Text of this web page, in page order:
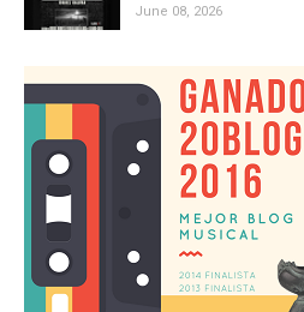
June 08, 2026